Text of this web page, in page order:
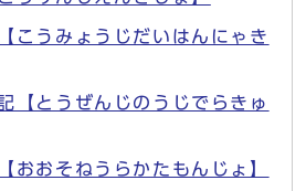
こうみょうじだいはんにゃき
【とうぜんじのうじでらきゅ
おおそねうらかたもんじょ】